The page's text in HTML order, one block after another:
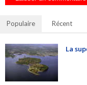
Populaire Récent
La